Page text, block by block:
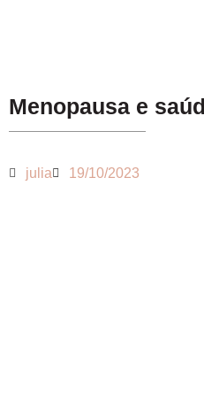
Menopausa e
julia 19/10/2023